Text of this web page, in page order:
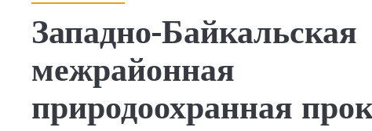
Западно-Байкальская
межрайонная
природоохранная